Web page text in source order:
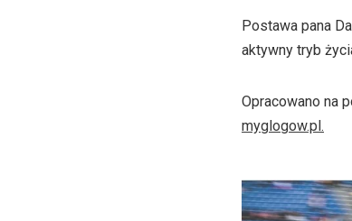
Postawa pana
aktywny tryb
Opracowano na
myglogow.pl .